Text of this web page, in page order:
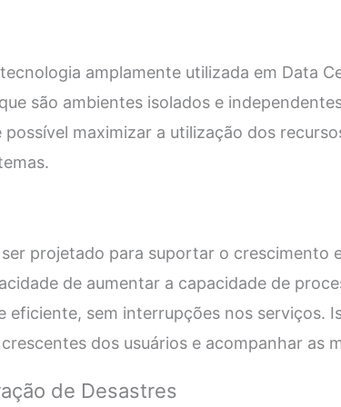
amplamente utilizada em Data
são ambientes isolados e
maximizar a utilização dos
projetado para suportar o crescimento
de aumentar a capacidade de
eficiente, sem interrupções nos serviços.
dos usuários e acompanhar as
de Desastres